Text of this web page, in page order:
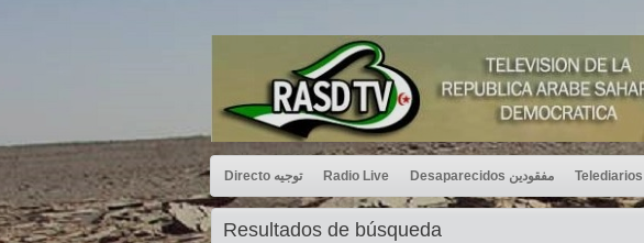
Directo توجيه Radio Live Desaparecidos مفقودين
Resultados de búsqueda